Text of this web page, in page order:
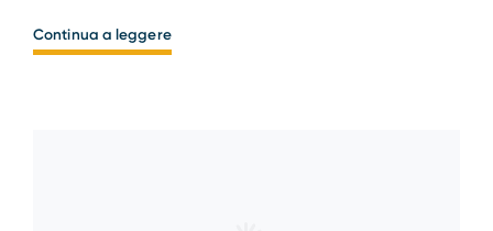
Continua a leggere